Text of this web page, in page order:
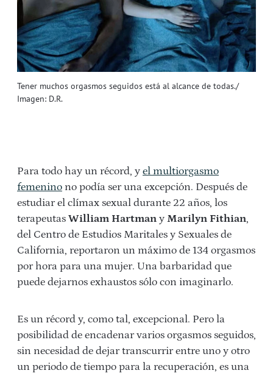
Tener muchos orgasmos seguidos está al alcance de todas./
Imagen: D.R.
Para todo hay un récord, y el multiorgasmo
femenino no podía ser una excepción. Después de
estudiar el clímax sexual durante 22 años, los
terapeutas William Hartman y Marilyn Fithian,
del Centro de Estudios Maritales y Sexuales de
California, reportaron un máximo de 134 orgasmos
por hora para una mujer. Una barbaridad que
puede dejarnos exhaustos sólo con imaginarlo.
Es un récord y, como tal, excepcional. Pero la
posibilidad de encadenar varios orgasmos seguidos,
sin necesidad de dejar transcurrir entre uno y otro
un periodo de tiempo para la recuperación, es una